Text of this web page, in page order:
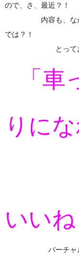
ので、さ、最近？！
内容も、なかな
では？！
とってお
「
りに
いい
バーチャルな世